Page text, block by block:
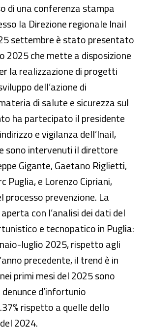
di una conferenza stampa
la Direzione regionale Inail
settembre è stato presentato
2025 che mette a disposizione
la realizzazione di progetti
dell’azione di
di salute e sicurezza sul
ha partecipato il presidente
e vigilanza dell’Inail,
sono intervenuti il direttore
Gigante, Gaetano Riglietti,
Puglia, e Lorenzo Cipriani,
processo prevenzione. La
con l’analisi dei dati del
e tecnopatico in Puglia:
luglio 2025, rispetto agli
precedente, il trend è in
primi mesi del 2025 sono
d’infortunio
rispetto a quelle dello
2024.